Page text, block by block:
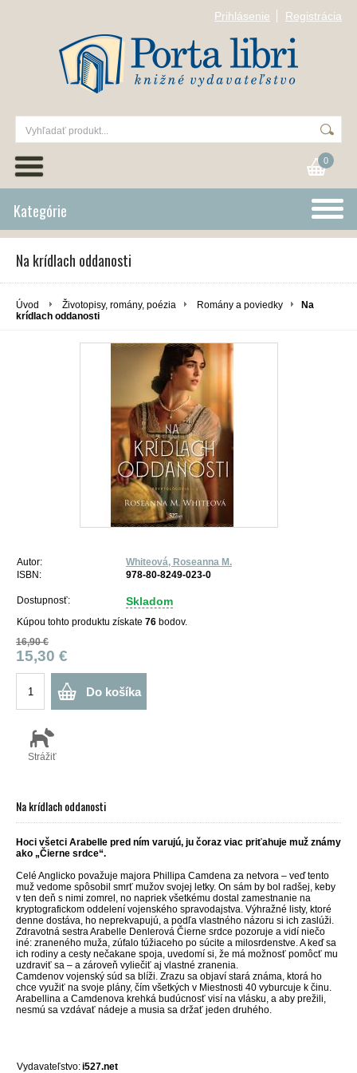
Prihlásenie Registrácia
0
Kategórie
Na krídlach oddanosti
Úvod Životopisy, romány, poézia Romány a poviedky
Na
krídlach oddanosti
Autor:
Whiteová, Roseanna M.
ISBN:
978-80-8249-023-0
Dostupnosť: Skladom
Kúpou tohto produktu získate 76 bodov.
16,90 €
15,30 €
Do košíka
Strážiť
Na krídlach oddanosti
Hoci všetci Arabelle pred ním varujú, ju čoraz viac priťahuje muž známy
ako „Čierne srdce“.
Celé Anglicko považuje majora Phillipa Camdena za netvora – veď tento
muž vedome spôsobil smrť mužov svojej letky. On sám by bol radšej, keby
v ten deň s nimi zomrel, no napriek všetkému dostal zamestnanie na
kryptografickom oddelení vojenského spravodajstva. Výhražné listy, ktoré
denne dostáva, ho neprekvapujú, a podľa vlastného názoru si ich zaslúži.
Zdravotná sestra Arabelle Denlerová Čierne srdce pozoruje a vidí niečo
iné: zraneného muža, zúfalo túžiaceho po súcite a milosrdenstve. A keď sa
ich rodiny a cesty nečakane spoja, uvedomí si, že má možnosť pomôcť mu
uzdraviť sa – a zároveň vyliečiť aj vlastné zranenia.
Camdenov vojenský súd sa blíži. Zrazu sa objaví stará známa, ktorá ho
chce využiť na svoje plány, čím všetkých v Miestnosti 40 vyburcuje k činu.
Arabellina a Camdenova krehká budúcnosť visí na vlásku, a aby prežili,
nesmú sa vzdávať nádeje a musia sa držať jeden druhého.
Vydavateľstvo:i527.net